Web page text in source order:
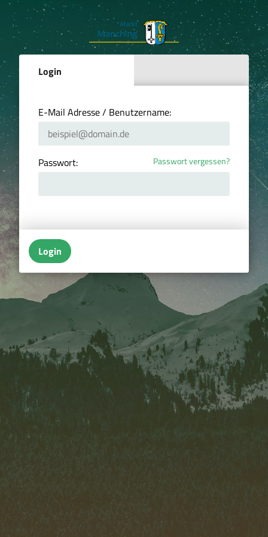
Login
E-Mail Adresse / Benutzername:
Passwort: Passwort vergessen?
Login